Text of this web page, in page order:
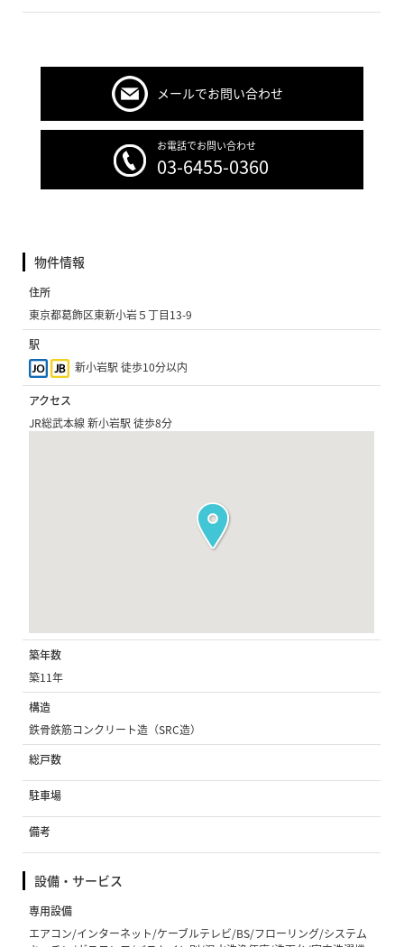
メールでお問い合わせ
お電話でお問い合わせ
03-6455-0360
物件情報
住所
東京都葛飾区東新小岩５丁目13-9
駅
新小岩駅 徒歩10分以内
アクセス
JR総武本線 新小岩駅 徒歩8分
築年数
築11年
構造
鉄骨鉄筋コンクリート造（SRC造）
総戸数
駐車場
備考
設備・サービス
専用設備
エアコン/インターネット/ケーブルテレビ/BS/フローリング/システム